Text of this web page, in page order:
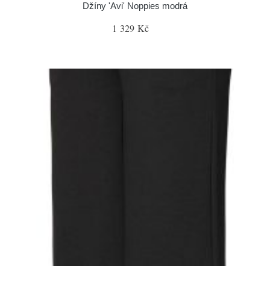
Džíny 'Avi' Noppies modrá
1 329 Kč